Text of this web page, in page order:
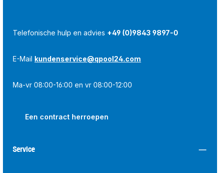
Telefonische hulp en advies +49 (0)9843 9897-0
E-Mail kundenservice@qpool24.com
Ma-vr 08:00-16:00 en vr 08:00-12:00
Een contract herroepen
Service